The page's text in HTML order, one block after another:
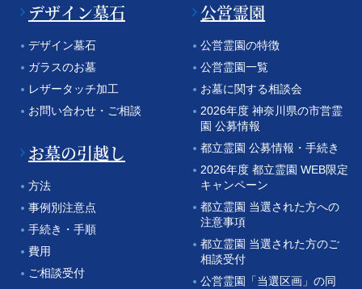
デザイン墓石
デザイン墓石
ガラスのお墓
レザータッチ加工
お問い合わせ・ご相談
お墓の引越し
方法
事例別注意点
手続き・手順
費用
ご相談受付
公営霊園
公営霊園の特徴
公営霊園一覧
お墓に関する相談会
2026年度 神奈川県の市営霊
園 公募情報
都立霊園 公募情報・手続き
2026年度 都立霊園 WEB限定
キャンペーン
都立霊園 当選された方への
注意事項
都立霊園 当選された方のご
相談受付
公営霊園「当選区画」の同